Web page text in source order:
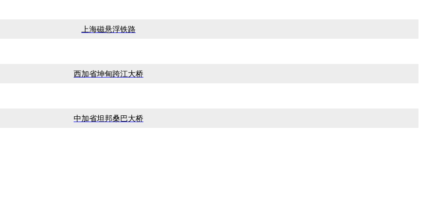
上海磁悬浮铁路
西加省坤甸跨江大桥
中加省坦邦桑巴大桥